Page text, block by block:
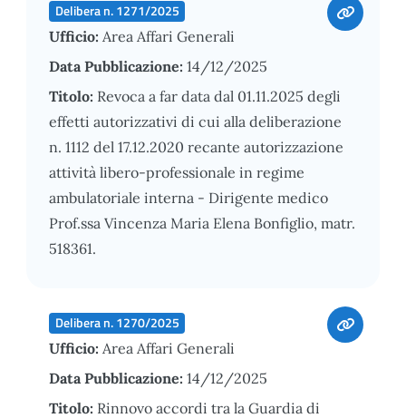
Delibera n. 1271/2025
Ufficio: Area Affari Generali
Data Pubblicazione: 14/12/2025
Titolo: Revoca a far data dal 01.11.2025 degli
effetti autorizzativi di cui alla deliberazione
n. 1112 del 17.12.2020 recante autorizzazione
attività libero-professionale in regime
ambulatoriale interna - Dirigente medico
Prof.ssa Vincenza Maria Elena Bonfiglio, matr.
518361.
Delibera n. 1270/2025
Ufficio: Area Affari Generali
Data Pubblicazione: 14/12/2025
Titolo: Rinnovo accordi tra la Guardia di